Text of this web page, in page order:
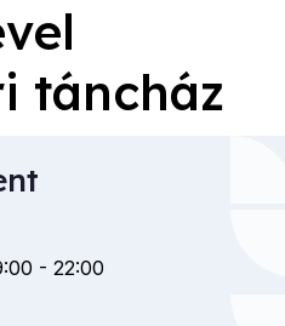
táncház
- 22:00